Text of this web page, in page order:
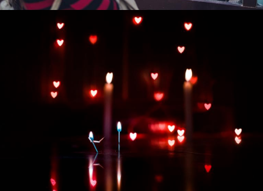
Развитие интернет-магазина "Всё для
праздника"
Смотреть проект